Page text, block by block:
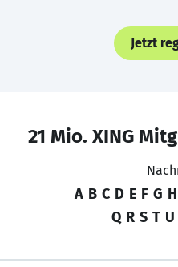
Jetzt
21 Mio. XING
A B C D E F G H
Q R S T U